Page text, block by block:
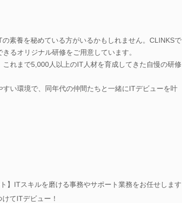
素養を秘めている方がいるかもしれません。CLINKSで
るオリジナル研修をご用意しています。
れまで5,000人以上のIT人材を育成してきた自慢の研修
い環境で、同年代の仲間たちと一緒にITデビューを叶
】ITスキルを磨ける事務やサポート業務をお任せします
てITデビュー！